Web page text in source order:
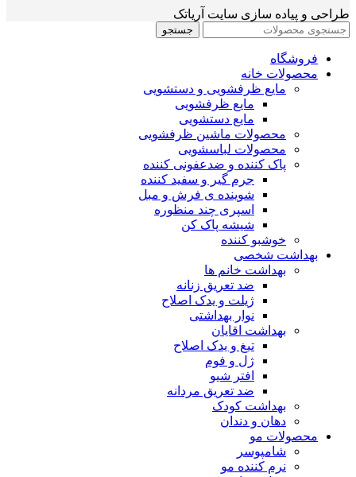
طراحی و پیاده سازی سایت آریاتک
جستجو
فروشگاه
محصولات خانه
مایع ظرفشویی و دستشویی
مایع ظرفشویی
مایع دستشویی
محصولات ماشین ظرفشویی
محصولات لباسشویی
پاک کننده و ضدعفونی کننده
جرم گیر و سفید کننده
شوینده ی فرش و مبل
اسپری چند منظوره
شیشه پاک کن
خوشبو کننده
بهداشت شخصی
بهداشت خانم ها
ضد تعریق زنانه
ژیلت و یدک اصلاح
نوار بهداشتی
بهداشت اقایان
تیغ و یدک اصلاح
ژل و فوم
افتر شیو
ضد تعریق مردانه
بهداشت کودک
دهان و دندان
محصولات مو
شامپوسر
نرم کننده مو